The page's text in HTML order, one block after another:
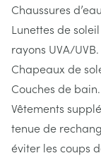
Chaussures
Lunettes de
rayons UVA/UVB.
Chapeaux de
Couches de bain.
Vêtements
tenue de
éviter les coups